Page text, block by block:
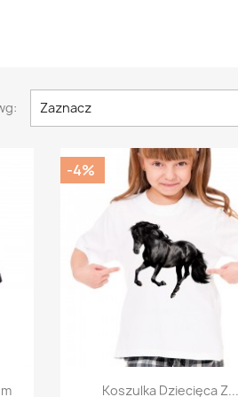
Zaznacz
Szybki podgląd
Koszulka Dziecięca Z...
-4%